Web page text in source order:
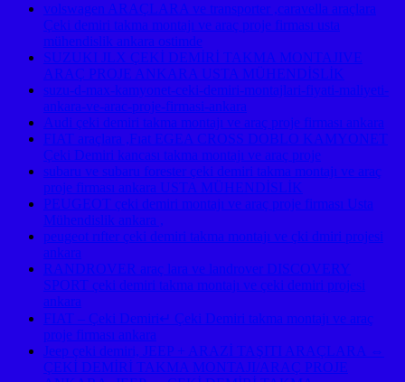
volswagen ARAÇLARA ve transporter ,caravella araçlara
Çeki demiri takma montajı ve araç proje firması usta
mühendislik ankara ostimde
SUZUKI JLX ÇEKİ DEMİRİ TAKMA MONTAJIVE
ARAÇ PROJE ANKARA USTA MÜHENDİSLİK
suzu-d-max-kamyonet-ceki-demiri-montajlari-fiyati-maliyeti-
ankara-ve-arac-proje-firmasi-ankara
Audi çeki demiri takma montajı ve araç proje firması ankara
FIAT araçlara ,Fıat EGEA CROSS DOBLO KAMYONET
Çeki Demiri kancası takma montajı ve araç proje
subaru ve subaru forester çeki demiri takma montajı ve araç
proje firması ankara USTA MÜHENDİSLİK
PEUGEOT çeki demiri montajı ve araç proje firması Usta
Mühendislik ankara ,
peugeot rıfter çeki demiri takma montajı ve çki dmiri projesi
ankara
RANDROVER araç lara ve landrover DISCOVERY
SPORT çeki demiri takma montajı ve çeki demiri projesi
ankara
FIAT – Çeki Demiri↵ Çeki Demiri takma montajı ve araç
proje firması ankara
Jeep çeki demiri, JEEP + ARAZİ TAŞITI ARAÇLARA ⇔
ÇEKİ DEMİRİ TAKMA MONTAJI/ARAÇ PROJE